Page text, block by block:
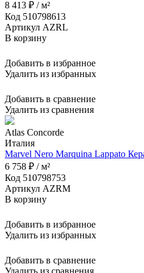
8 413 ₽ / м²
Код 510798613
Артикул AZRL
В корзину
Добавить в избранное
Удалить из избранных
Добавить в сравнение
Удалить из сравнения
Atlas Concorde
Италия
Marvel Nero Marquina Lappato
6 758 ₽ / м²
Код 510798753
Артикул AZRM
В корзину
Добавить в избранное
Удалить из избранных
Добавить в сравнение